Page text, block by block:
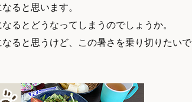
ると思います。
るとどうなってしまうのでしょうか。
ると思うけど、この暑さを乗り切りたいで